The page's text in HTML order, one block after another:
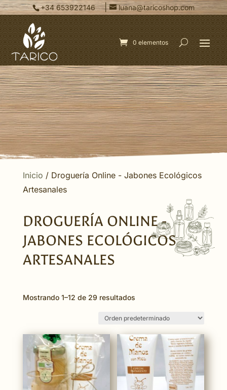
+34 653922146 | luana@taricoshop.com
0 elementos
Inicio / Droguería Online - Jabones Ecológicos
Artesanales
DROGUERÍA ONLINE -
JABONES ECOLÓGICOS
ARTESANALES
Mostrando 1–12 de 29 resultados